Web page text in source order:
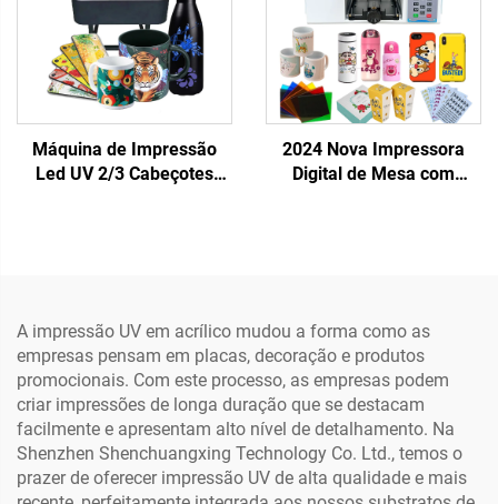
Impressão em Uma
Passagem
Máquina de Impressão
Led UV 2/3 Cabeçotes
2024 Nova Impressora
Digital de Mesa com
A impressão UV em acrílico mudou a forma como as
empresas pensam em placas, decoração e produtos
promocionais. Com este processo, as empresas podem
criar impressões de longa duração que se destacam
facilmente e apresentam alto nível de detalhamento. Na
Shenzhen Shenchuangxing Technology Co. Ltd., temos o
prazer de oferecer impressão UV de alta qualidade e mais